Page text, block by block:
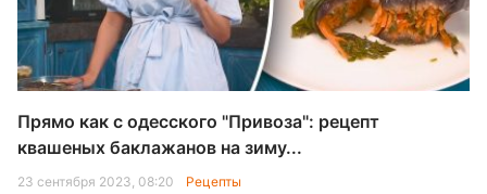
Прямо как с одесского "Привоза": рецепт
квашеных баклажанов на зиму...
23 сентября 2023, 08:20 Рецепты